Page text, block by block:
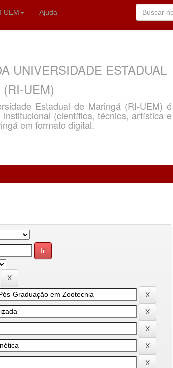
UEM Ajuda
UNIVERSIDADE ESTADUAL
UEM)
Estadual de Maringá (RI-UEM) é
(científica, técnica, artística e
em formato digital.